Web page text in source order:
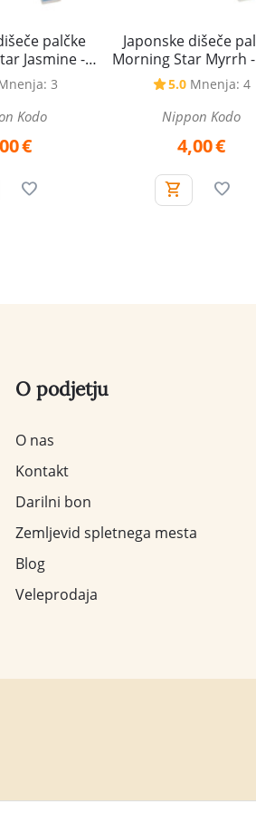
palčke
Jasmine -
3
Kodo
€
Japonske dišeče
Morning Star Myrrh
5.0 Mnenja: 4
Nippon Kodo
4,00€
O podjetju
O nas
Kontakt
Darilni bon
Zemljevid spletnega mesta
Blog
Veleprodaja